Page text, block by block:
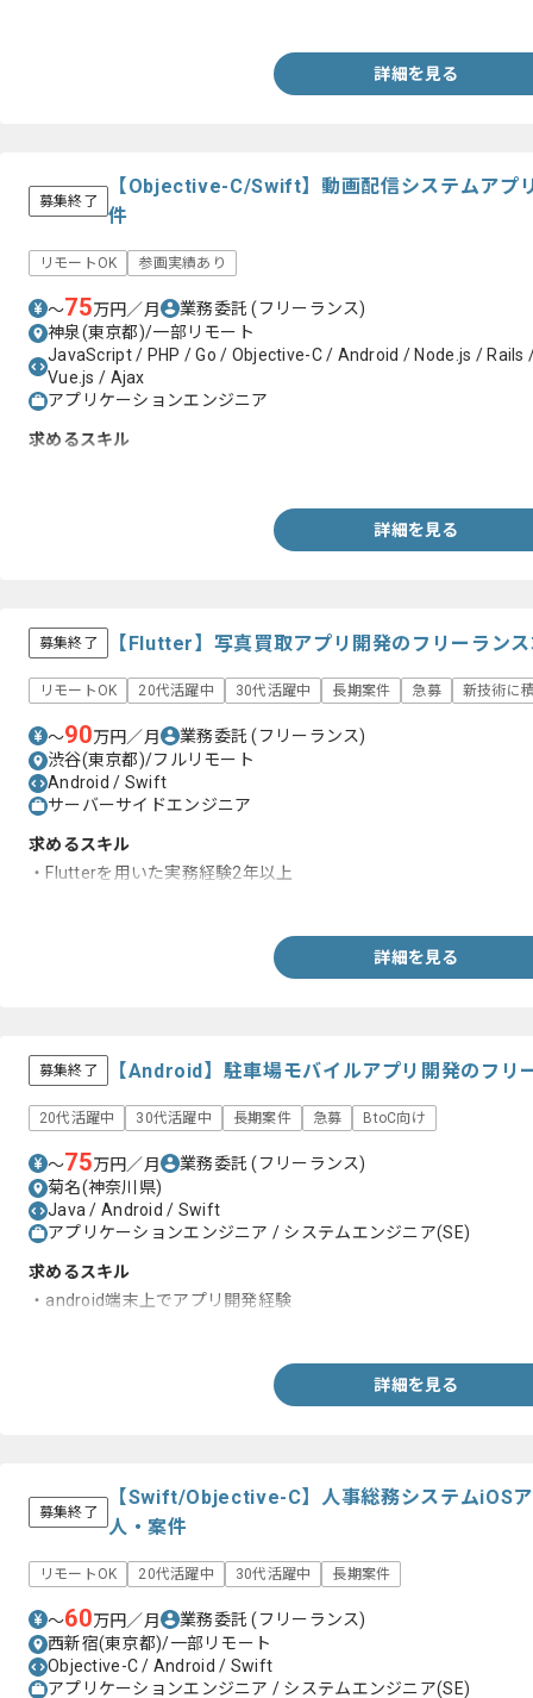
詳細を見る
募集終了
【Objective-C/Swift】動画配信システムアプ
件
リモートOK 参画実績あり
〜75万円／月 業務委託(フリーランス)
神泉(東京都)/一部リモート
JavaScript / PHP / Go / Objective-C / Android / Node.js /
Vue.js / Ajax
アプリケーションエンジニア
求めるスキル
詳細を見る
募集終了 【Flutter】写真買取アプリ開発のフリーラン
リモートOK 20代活躍中 30代活躍中 長期案件 急募 新技術に
〜90万円／月 業務委託(フリーランス)
渋谷(東京都)/フルリモート
Android / Swift
サーバーサイドエンジニア
求めるスキル
・Flutterを用いた実務経験2年以上
詳細を見る
募集終了 【Android】駐車場モバイルアプリ開発のフリ
20代活躍中 30代活躍中 長期案件 急募 BtoC向け
〜75万円／月 業務委託(フリーランス)
菊名(神奈川県)
Java / Android / Swift
アプリケーションエンジニア / システムエンジニア(SE)
求めるスキル
・android端末上でアプリ開発経験
詳細を見る
募集終了
【Swift/Objective-C】人事総務システムiOS
人・案件
リモートOK 20代活躍中 30代活躍中 長期案件
〜60万円／月 業務委託(フリーランス)
西新宿(東京都)/一部リモート
Objective-C / Android / Swift
アプリケーションエンジニア / システムエンジニア(SE)